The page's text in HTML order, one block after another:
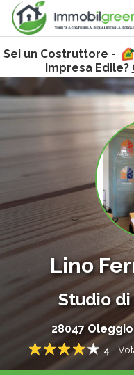
Sei un Costruttore -
Impresa Edile?
Lino
Studio
28047 Oleggio
3
4